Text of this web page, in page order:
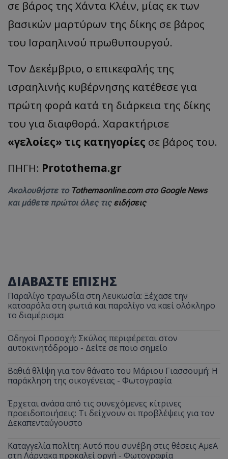
σε βάρος της Χάντα Κλέιν, μίας εκ των
βασικών μαρτύρων της δίκης σε βάρος
του Ισραηλινού πρωθυπουργού.
Τον Δεκέμβριο, ο επικεφαλής της
ισραηλινής κυβέρνησης κατέθεσε για
πρώτη φορά κατά τη διάρκεια της δίκης
του για διαφθορά. Χαρακτήρισε
«γελοίες» τις κατηγορίες σε βάρος του.
ΠΗΓΗ: Protothema.gr
Ακολουθήστε το Tothemaonline.com στο Google News
και μάθετε πρώτοι όλες τις ειδήσεις
ΔΙΑΒΑΣΤΕ ΕΠΙΣΗΣ
Παραλίγο τραγωδία στη Λευκωσία: Ξέχασε την
κατσαρόλα στη φωτιά και παραλίγο να καεί ολόκληρο
το διαμέρισμα
Οδηγοί Προσοχή: Σκύλος περιφέρεται στον
αυτοκινητόδρομο - Δείτε σε ποιο σημείο
Βαθιά θλίψη για τον θάνατο του Μάριου Γιασσουμή: Η
παράκληση της οικογένειας - Φωτογραφία
Έρχεται ανάσα από τις συνεχόμενες κίτρινες
προειδοποιήσεις: Τι δείχνουν οι προβλέψεις για τον
Δεκαπενταύγουστο
Καταγγελία πολίτη: Αυτό που συνέβη στις θέσεις ΑμεΑ
στη Λάρνακα προκαλεί οργή - Φωτογραφία